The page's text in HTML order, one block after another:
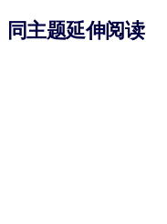
同主题延伸阅读